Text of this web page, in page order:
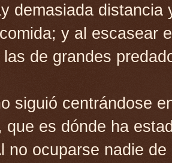
demasiada
y al escasear
de grandes
siguió centrándose
que es dónde ha
no ocuparse nadie